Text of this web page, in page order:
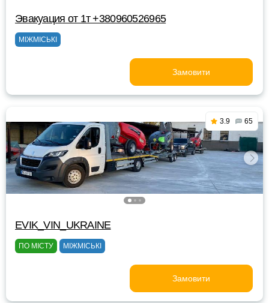
Эвакуация от 1т +380960526965
МІЖМІСЬКІ
Замовити
3.9 65
EVIK_VIN_UKRAINE
ПО МІСТУ МІЖМІСЬКІ
Замовити